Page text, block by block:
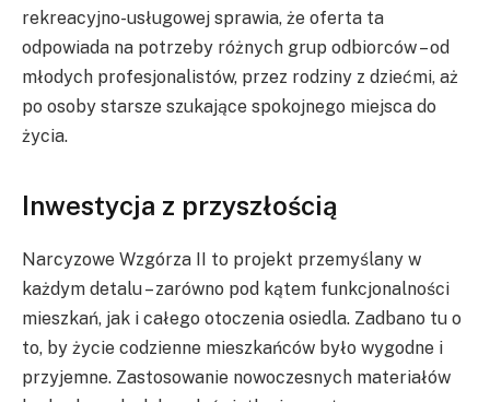
rekreacyjno-usługowej sprawia, że oferta ta
odpowiada na potrzeby różnych grup odbiorców – od
młodych profesjonalistów, przez rodziny z dziećmi, aż
po osoby starsze szukające spokojnego miejsca do
życia.
Inwestycja z przyszłością
Narcyzowe Wzgórza II to projekt przemyślany w
każdym detalu – zarówno pod kątem funkcjonalności
mieszkań, jak i całego otoczenia osiedla. Zadbano tu o
to, by życie codzienne mieszkańców było wygodne i
przyjemne. Zastosowanie nowoczesnych materiałów